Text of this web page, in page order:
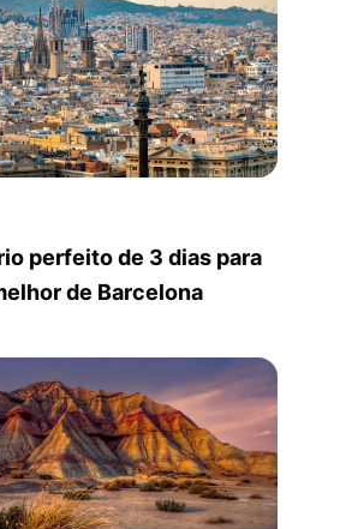
perfeito de 3 dias para
de Barcelona